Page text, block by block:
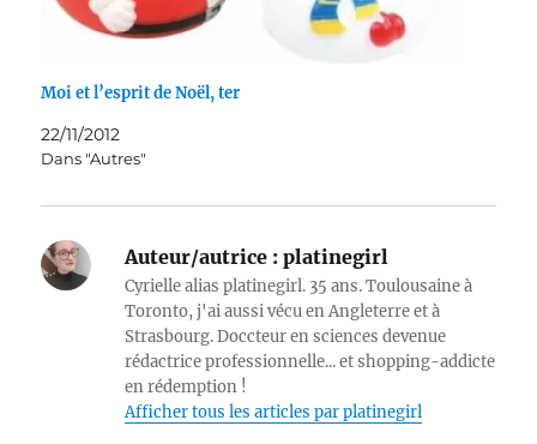
Moi et l’esprit de Noël, ter
22/11/2012
Dans "Autres"
Auteur/autrice : platinegirl
Cyrielle alias platinegirl. 35 ans. Toulousaine à
Toronto, j'ai aussi vécu en Angleterre et à
Strasbourg. Doccteur en sciences devenue
rédactrice professionnelle... et shopping-addicte
en rédemption !
Afficher tous les articles par platinegirl